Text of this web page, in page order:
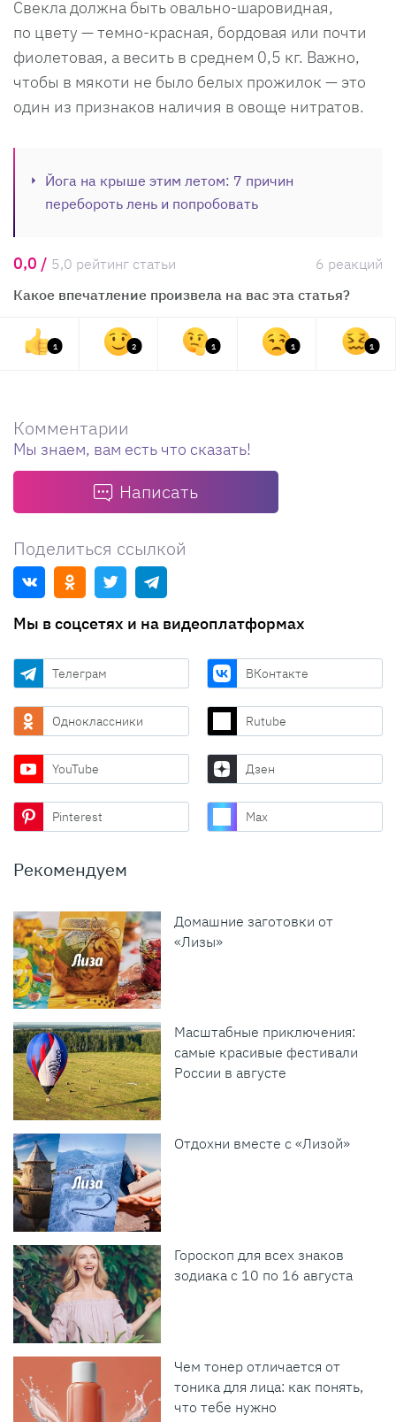
Свекла должна быть овально-шаровидная,
по цвету — темно-красная, бордовая или почти
фиолетовая, а весить в среднем 0,5 кг. Важно,
чтобы в мякоти не было белых прожилок — это
один из признаков наличия в овоще нитратов.
Йога на крыше этим летом: 7 причин
перебороть лень и попробовать
0,0 / 5,0 рейтинг статьи
6 реакций
Какое впечатление произвела на вас эта статья?
1 2 1 1 1
Комментарии
Мы знаем, вам есть что сказать!
Написать
Поделиться ссылкой
Мы в соцсетях и на видеоплатформах
Телеграм ВКонтакте
Одноклассники Rutube
YouTube Дзен
Pinterest Max
Рекомендуем
Домашние заготовки от
«Лизы»
Масштабные приключения:
самые красивые фестивали
России в августе
Отдохни вместе с «Лизой»
Гороскоп для всех знаков
зодиака с 10 по 16 августа
Чем тонер отличается от
тоника для лица: как понять,
что тебе нужно